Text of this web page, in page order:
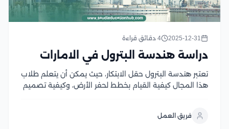
2025-12-31 4 دقائق قراءة
دراسة هندسة البترول في الامارات
تعتبر هندسة البترول حقل الابتكار، حيث يمكن أن يتعلم طلاب
هذا المجال كيفية القيام بخطط لحفر الأرض، وكيفية تصميم
يهتم هذا التخصص بإنتاج واكتشاف...
فريق العمل